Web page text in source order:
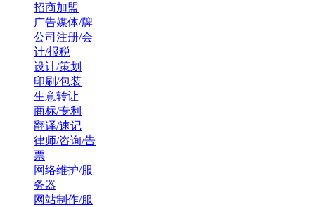
招商加盟
广告媒体/牌
公司注册/会
计/报税
设计/策划
印刷/包装
生意转让
商标/专利
翻译/速记
律师/咨询/告
票
网络维护/服
务器
网站制作/服